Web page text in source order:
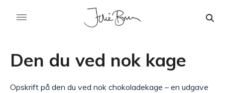
Den du ved nok kage
Opskrift på den du ved nok chokoladekage – en udgave